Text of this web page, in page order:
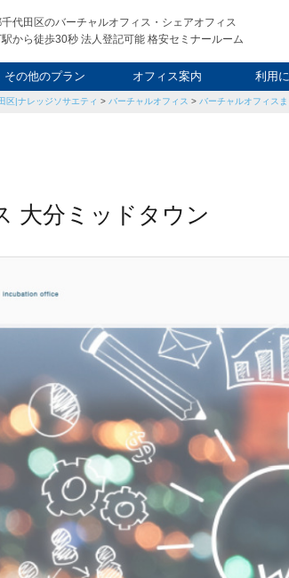
代田区のバーチャルオフィス・シェアオフィス
駅から徒歩30秒 法人登記可能 格安セミナールーム
その他のプラン
ンタルオフィス
ト&ウィークエンド
貸し会議室
オフィス案内 利用
利
申込
区|ナレッジソサエティ > バーチャルオフィス > バーチャルオフィス
大分ミッドタウン